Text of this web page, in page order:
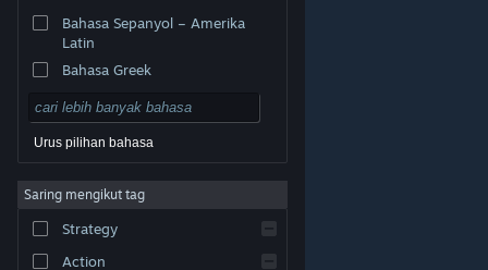
© Valve Corporation. Hak cipta terpelihara. Semua
tanda dagangan ialah hak milik pemilik masing-masing
Perundangan|Accessibility
Steam| Bayaran balik
Bahasa Sepanyol – Amerika
Latin
Bahasa Greek
Urus pilihan bahasa
Saring mengikut tag
Strategy
Action